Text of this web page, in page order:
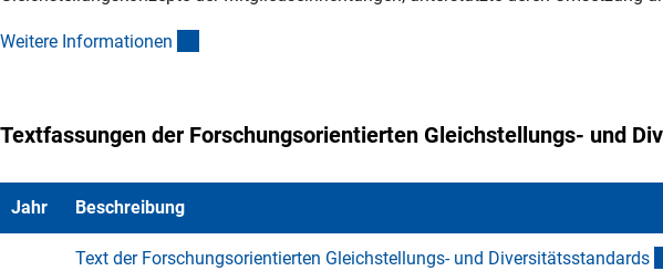
Weitere Informationen
Textfassungen der Forschungsorientierten Gleichstellungs- und
Jahr Beschreibung
Text der Forschungsorientierten Gleichstellungs- und Diversitätsstandards